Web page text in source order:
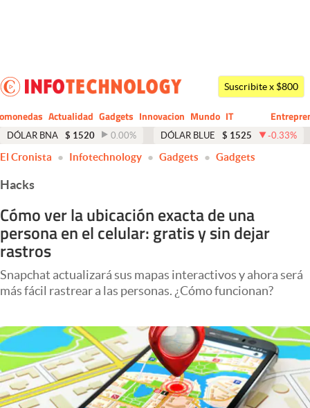
Dólar
Economía y Política
Finanzas y Mercados
Mercados Online
Negocios
Columnistas
Apertura
Clima
Mundial 2026
Suscribite x $800
Actualidad Gadgets Innovacion Mundo
CIO
IT
Business
DÓLAR BNA $ 1520 0.00% DÓLAR BLUE $ 1525 -0.33%
El Cronista Infotechnology Gadgets Gadgets
Hacks
Cómo ver la ubicación exacta de una
persona en el celular: gratis y sin dejar
rastros
Snapchat actualizará sus mapas interactivos y ahora será
más fácil rastrear a las personas. ¿Cómo funcionan?